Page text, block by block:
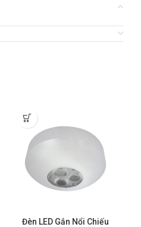
Đèn LED Gắn Nổi Chiếu